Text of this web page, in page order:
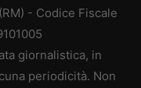
- Codice Fiscale
giornalistica, in
periodicità. Non